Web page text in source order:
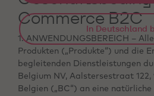
Commerce B2C
1. ANWENDUNGSBEREICH –
Produkten („Produkte“) und die
begleitenden Dienstleistungen
Belgium NV, Aalstersestraat
Belgien („BC“) an eine natürliche
In Deutschland